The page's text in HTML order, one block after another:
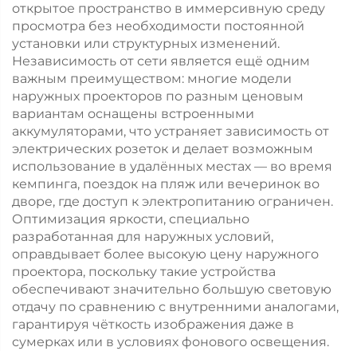
открытое пространство в иммерсивную среду
просмотра без необходимости постоянной
установки или структурных изменений.
Независимость от сети является ещё одним
важным преимуществом: многие модели
наружных проекторов по разным ценовым
вариантам оснащены встроенными
аккумуляторами, что устраняет зависимость от
электрических розеток и делает возможным
использование в удалённых местах — во время
кемпинга, поездок на пляж или вечеринок во
дворе, где доступ к электропитанию ограничен.
Оптимизация яркости, специально
разработанная для наружных условий,
оправдывает более высокую цену наружного
проектора, поскольку такие устройства
обеспечивают значительно большую световую
отдачу по сравнению с внутренними аналогами,
гарантируя чёткость изображения даже в
сумерках или в условиях фонового освещения.